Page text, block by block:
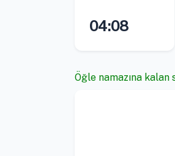
04:08
Öğle namazına